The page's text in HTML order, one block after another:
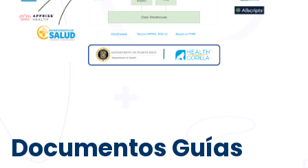
Documentos Guías